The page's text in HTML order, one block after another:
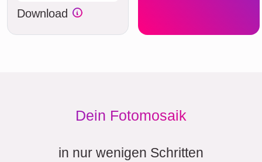
Download
Dein Fotomosaik
in nur wenigen Schritten